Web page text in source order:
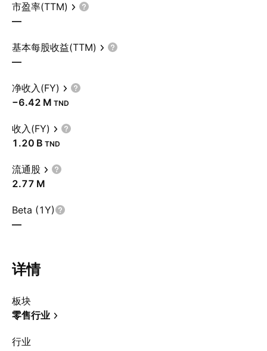
市盈率(TTM)
—
基本每股收益(TTM)
—
净收入(FY)
‪−6.42 M‬ TND
收入(FY)
‪1.20 B‬ TND
流通股
‪2.77 M‬
Beta (1Y)
—
详情
板块
零售行业
行业